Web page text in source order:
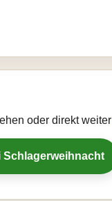
oder direkt weiter
Schlagerweihnacht